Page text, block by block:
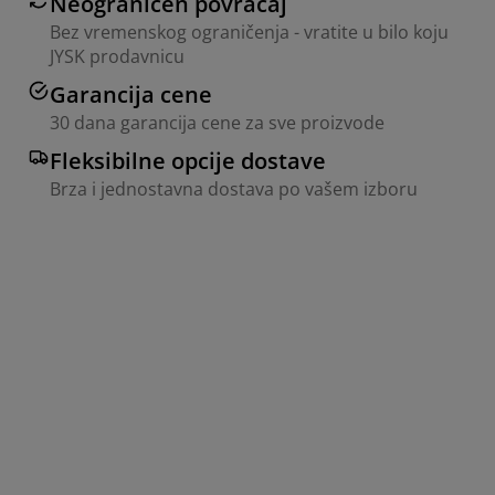
Bez vremenskog ograničenja - vratite u bilo koju
JYSK prodavnicu
Garancija cene
30 dana garancija cene za sve proizvode
Fleksibilne opcije dostave
Brza i jednostavna dostava po vašem izboru